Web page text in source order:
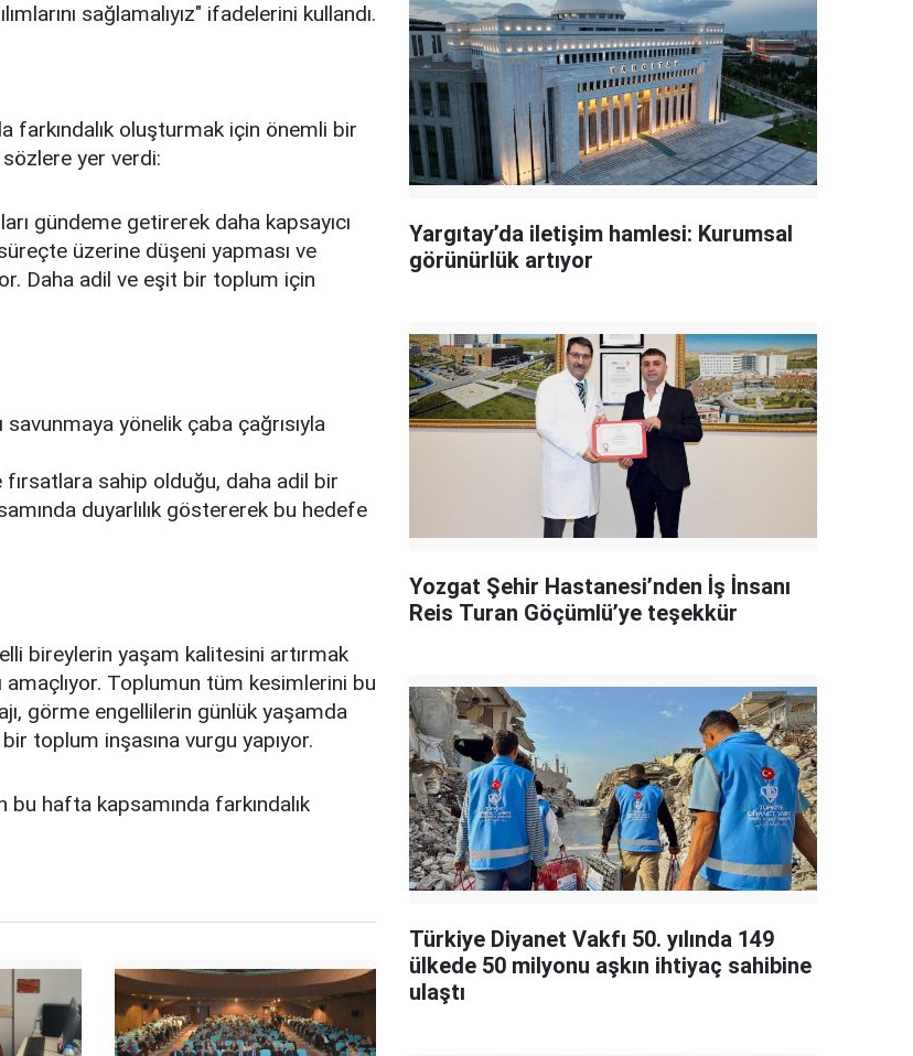
sağlamalıyız" ifadelerini kullandı.
farkındalık oluşturmak için önemli bir
yer verdi:
gündeme getirerek daha kapsayıcı
üzerine düşeni yapması ve
Daha adil ve eşit bir toplum için
savunmaya yönelik çaba çağrısıyla
sahip olduğu, daha adil bir
duyarlılık göstererek bu hedefe
bireylerin yaşam kalitesini artırmak
amaçlıyor. Toplumun tüm kesimlerini bu
görme engellilerin günlük yaşamda
toplum inşasına vurgu yapıyor.
hafta kapsamında farkındalık
Yargıtay’da iletişim hamlesi: Kurumsal
görünürlük artıyor
Yozgat Şehir Hastanesi’nden İş İnsanı
Reis Turan Göçümlü’ye teşekkür
Türkiye Diyanet Vakfı 50. yılında 149
ülkede 50 milyonu aşkın ihtiyaç sahibine
ulaştı